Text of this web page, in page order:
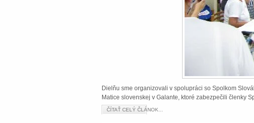
Dielňu sme organizovali v spolupráci so Spolkom
Matice slovenskej v Galante, ktoré zabezpečili členky
ČÍTAŤ CELÝ ČLÁNOK...